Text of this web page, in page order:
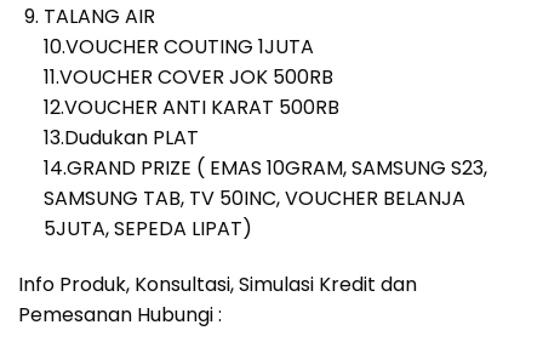
TALANG AIR
10.VOUCHER COUTING 1JUTA
11.VOUCHER COVER JOK 500RB
12.VOUCHER ANTI KARAT 500RB
13.Dudukan PLAT
14.GRAND PRIZE ( EMAS 10GRAM, SAMSUNG S23,
SAMSUNG TAB, TV 50INC, VOUCHER BELANJA
5JUTA, SEPEDA LIPAT)
Info Produk, Konsultasi, Simulasi Kredit dan
Pemesanan Hubungi :